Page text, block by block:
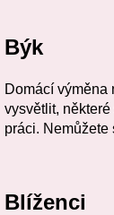
Býk
Domácí výměna
vysvětlit,
práci. Nemůžete
Blíženci